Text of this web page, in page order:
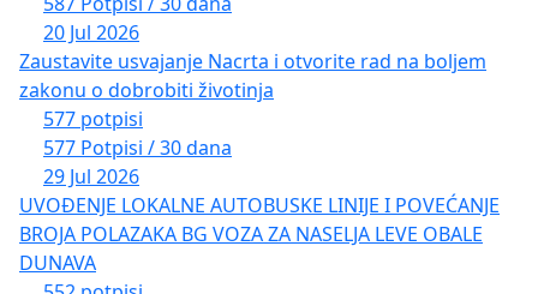
20 Jul 2026
Zaustavite usvajanje Nacrta i otvorite rad na boljem
zakonu o dobrobiti životinja
577 potpisi
577 Potpisi / 30 dana
29 Jul 2026
UVOĐENJE LOKALNE AUTOBUSKE LINIJE I POVEĆANJE
BROJA POLAZAKA BG VOZA ZA NASELJA LEVE OBALE
DUNAVA